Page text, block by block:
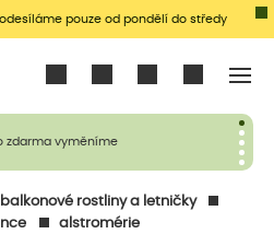
pouze od pondělí do středy
zdarma vyměníme
balkonové rostliny a letničky
alstromérie